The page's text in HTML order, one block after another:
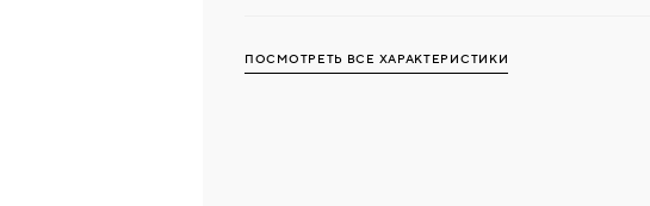
ПОСМОТРЕТЬ ВСЕ ХАРАКТЕРИСТИКИ